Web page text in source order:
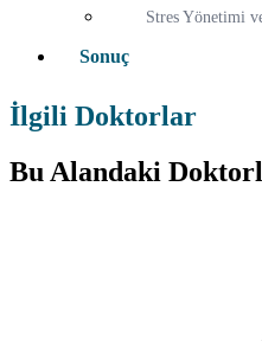
Stres Yönetimi
Sonuç
İlgili Doktorlar
Bu Alandaki